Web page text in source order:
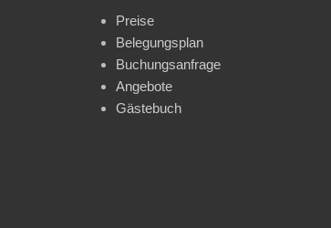
Preise
Belegungsplan
Buchungsanfrage
Angebote
Gästebuch